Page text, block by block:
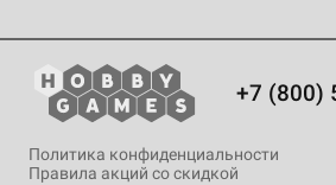
+7 (800)
Политика конфиденциальности
Правила акций со скидкой